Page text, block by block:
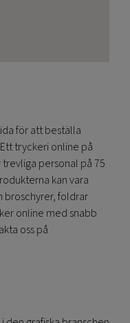
för att beställa
tryckeri online på
personal på 75
kan vara
foldrar
online med snabb
oss på